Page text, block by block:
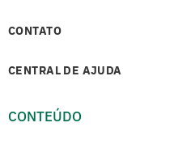
CONTATO
CENTRAL DE AJUDA
CONTEÚDO